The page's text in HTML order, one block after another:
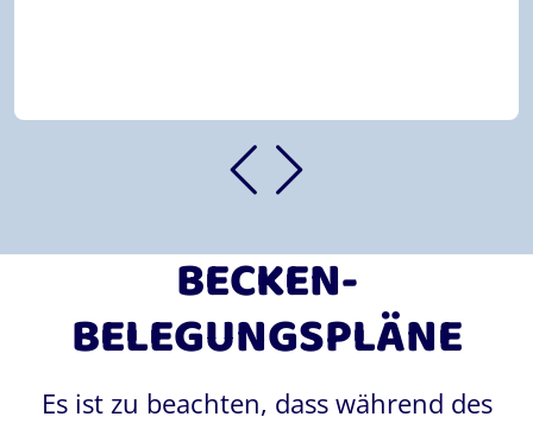
BECKEN-
BELEGUNGSPLÄNE
Es ist zu beachten, dass während des